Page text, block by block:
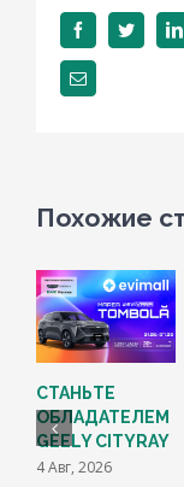
FacebookTwitter
Email
Похожие
СТАНЬТЕ
ОБЛАДАТЕЛЕМ
GEELY CITYRAY
4 Авг, 2026